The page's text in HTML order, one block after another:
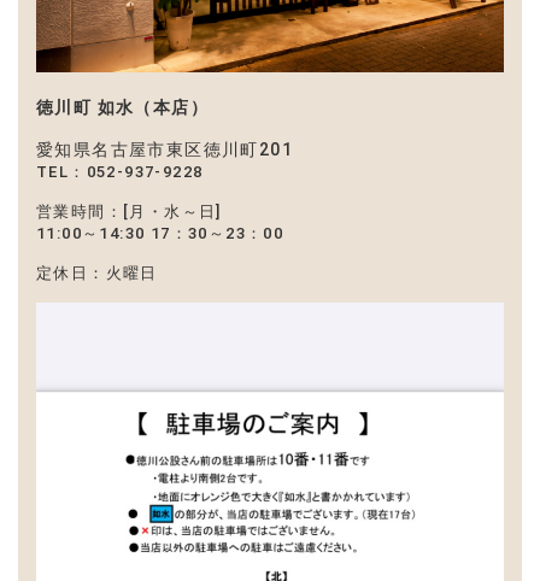
徳川町 如水（本店）
愛知県名古屋市東区徳川町201
TEL：052-937-9228
営業時間：[月・水～日]
11:00～14:30 17：30～23：00
定休日：火曜日